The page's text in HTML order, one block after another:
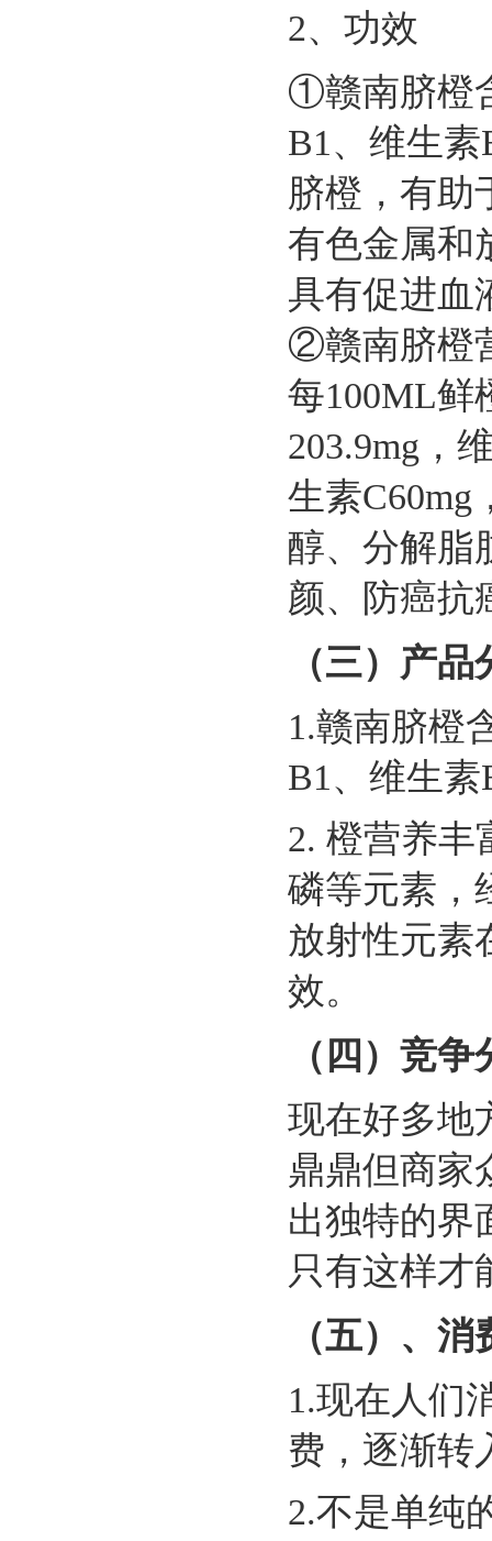
2、功效
①赣南脐橙
B1、维生
脐橙，有助
有色金属和
具有促进血
②赣南脐橙
每100ML鲜
203.9mg，
生素
醇、分解脂
颜、防癌抗
（三）产品
1.赣南脐橙
B1、维生
2. 橙营养丰
磷等元素，
放射性元素
效。
（四）竞争
现在好多地
鼎鼎但商家
出独特的界
只有这样才
（五）、
1.现在人们
费，逐渐转
2.不是单纯